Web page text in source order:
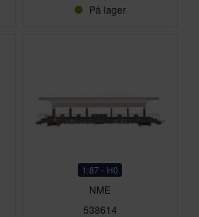
På lager
1:87 - H0
NME
538614